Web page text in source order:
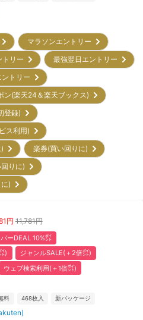
マラソンエントリー
トリー
最強翌日エントリー
ントリー
ン(楽天24＆楽天ブックス)
登録)
ス利用)
)
楽券(買い回りに)
回りに)
に)
円 11,781円
ーDEAL 10%㌽
)
ジャンルSALE(＋2倍㌽)
ウェブ検索利用(＋1倍㌽)
料 468枚入 新パッケージ